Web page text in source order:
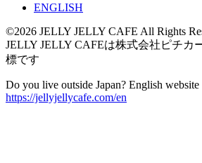
ENGLISH
©2026 JELLY JELLY CAFE All Rights
JELLY JELLY CAFEは株式会社ピチカ
標です
Do you live outside Japan? English website
https://jellyjellycafe.com/en